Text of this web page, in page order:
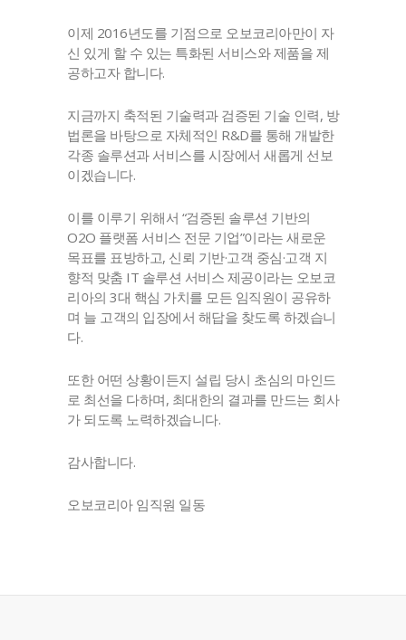
이제 2016년도를 기점으로 오보코리아만이 자
신 있게 할 수 있는 특화된 서비스와 제품을 제
공하고자 합니다.
지금까지 축적된 기술력과 검증된 기술 인력, 방
법론을 바탕으로 자체적인 R&D를 통해 개발한
각종 솔루션과 서비스를 시장에서 새롭게 선보
이겠습니다.
이를 이루기 위해서 “검증된 솔루션 기반의
O2O 플랫폼 서비스 전문 기업”이라는 새로운
목표를 표방하고, 신뢰 기반·고객 중심·고객 지
향적 맞춤 IT 솔루션 서비스 제공이라는 오보코
리아의 3대 핵심 가치를 모든 임직원이 공유하
며 늘 고객의 입장에서 해답을 찾도록 하겠습니
다.
또한 어떤 상황이든지 설립 당시 초심의 마인드
로 최선을 다하며, 최대한의 결과를 만드는 회사
가 되도록 노력하겠습니다.
감사합니다.
오보코리아 임직원 일동